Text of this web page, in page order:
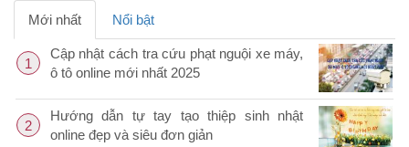
Mới nhất Nổi bật
1
Cập nhật cách tra cứu phạt nguội xe máy,
ô tô online mới nhất 2025
2
Hướng dẫn tự tay tạo thiệp sinh nhật
online đẹp và siêu đơn giản